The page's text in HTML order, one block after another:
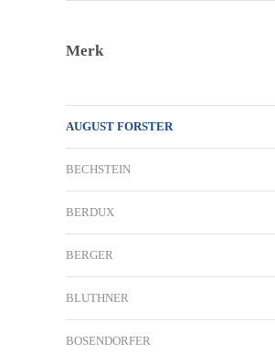
Merk
AUGUST FORSTER
BECHSTEIN
BERDUX
BERGER
BLUTHNER
BOSENDORFER